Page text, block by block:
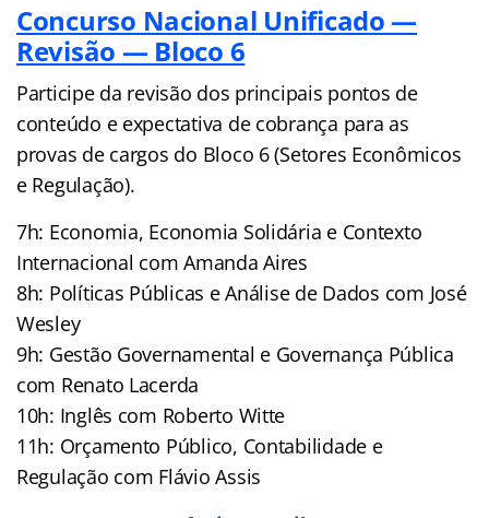
Concurso Nacional Unificado —
Revisão — Bloco 6
Participe da revisão dos principais pontos de
conteúdo e expectativa de cobrança para as
provas de cargos do Bloco 6 (Setores Econômicos
e Regulação).
7h: Economia, Economia Solidária e Contexto
Internacional com Amanda Aires
8h: Políticas Públicas e Análise de Dados com José
Wesley
9h: Gestão Governamental e Governança Pública
com Renato Lacerda
10h: Inglês com Roberto Witte
11h: Orçamento Público, Contabilidade e
Regulação com Flávio Assis